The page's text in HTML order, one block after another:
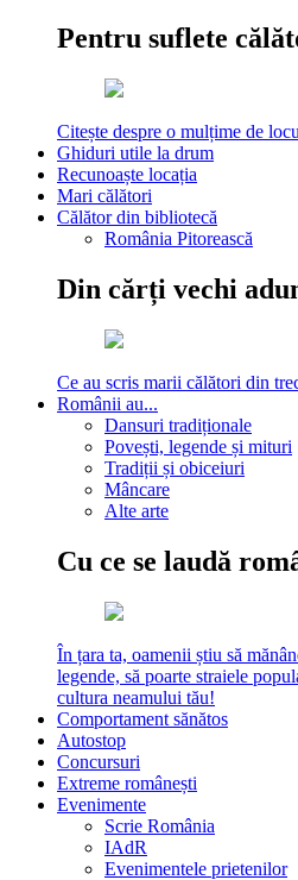
Pentru suflete
Citește despre o mulțime de
Ghiduri utile la drum
Recunoaște locația
Mari călători
Călător din bibliotecă
România Pitorească
Din cărți vechi
Ce au scris marii călători din
Românii au...
Dansuri tradiționale
Povești, legende și mituri
Tradiții și obiceiuri
Mâncare
Alte arte
Cu ce se laudă
În țara ta, oamenii știu să
legende, să poarte straiele
cultura neamului tău!
Comportament sănătos
Autostop
Concursuri
Extreme românești
Evenimente
Scrie România
IAdR
Evenimentele prietenilor